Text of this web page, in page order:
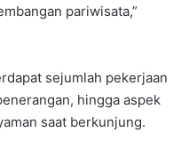
pariwisata,”
sejumlah pekerjaan
hingga aspek
saat berkunjung.